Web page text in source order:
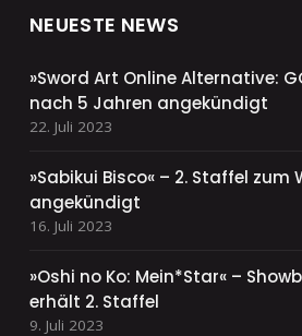
NEUESTE NEWS
»Sword Art Online Alternative:
nach 5 Jahren angekündigt
22. Juli 2023
»Sabikui Bisco« – 2. Staffel
angekündigt
16. Juli 2023
»Oshi no Ko: Mein*Star« –
erhält 2. Staffel
9. Juli 2023